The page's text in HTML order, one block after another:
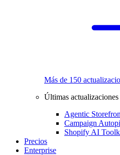
Más de 150
Últimas actualizaciones
Agentic
Campaign
Shopify AI
Precios
Enterprise